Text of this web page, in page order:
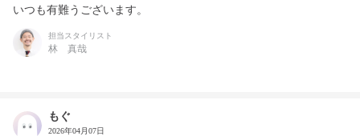
いつも有難うございます。
担当スタイリスト
林 真哉
もぐ
2026年04月07日